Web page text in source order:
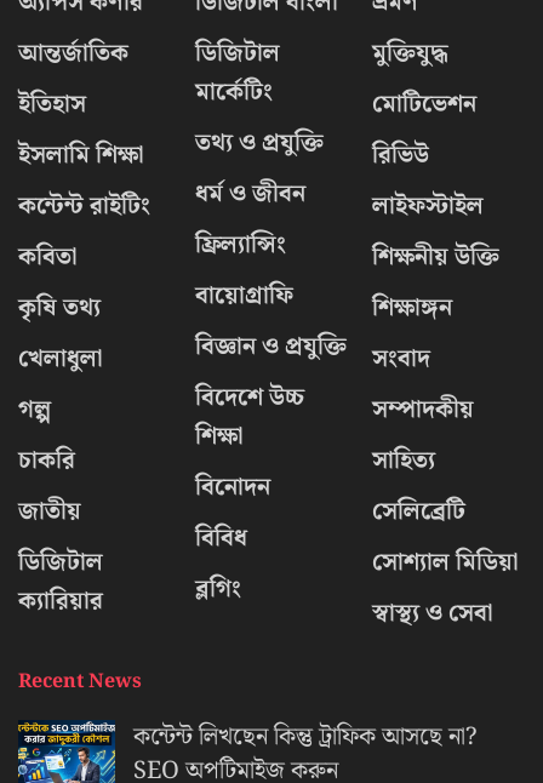
আন্তর্জাতিক
ইতিহাস
ইসলামি শিক্ষা
কন্টেন্ট রাইটিং
কবিতা
কৃষি তথ্য
খেলাধুলা
গল্প
চাকরি
জাতীয়
ডিজিটাল
ক্যারিয়ার
ডিজিটাল
মার্কেটিং
তথ্য ও প্রযুক্তি
ধর্ম ও জীবন
ফ্রিল্যান্সিং
বায়োগ্রাফি
বিজ্ঞান ও প্রযুক্তি
বিদেশে উচ্চ
শিক্ষা
বিনোদন
বিবিধ
ব্লগিং
মুক্তিযুদ্ধ
মোটিভেশন
রিভিউ
লাইফস্টাইল
শিক্ষনীয় উক্তি
শিক্ষাঙ্গন
সংবাদ
সম্পাদকীয়
সাহিত্য
সেলিব্রেটি
সোশ্যাল মিডিয়া
স্বাস্থ্য ও সেবা
Recent News
কন্টেন্ট লিখছেন কিন্তু ট্রাফিক আসছে না?
‍SEO অপটিমাইজ করুন